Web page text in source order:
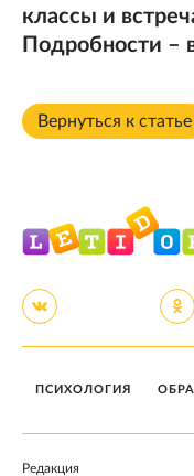
классы и
Подробности –
Вернуться к статье
ПСИХОЛОГИЯ
Редакция